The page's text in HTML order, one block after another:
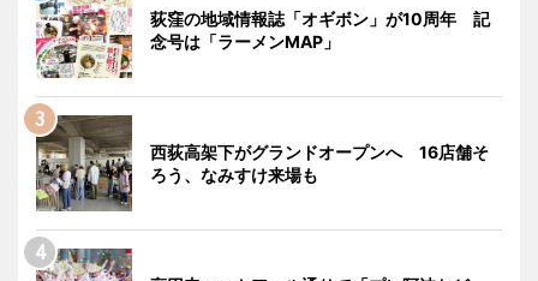
荻窪の地域情報誌「オギボン」が10周年 記
念号は「ラーメンMAP」
西荻高架下がグランドオープンへ 16店舗そ
ろう、なみすけ来場も